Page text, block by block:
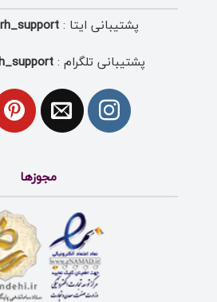
پشتیبانی ایتا :
پشتیبانی تلگرام :
مجوزها